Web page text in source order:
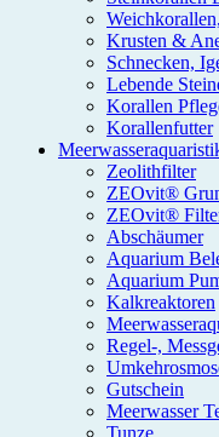
Krusten &
Schnecken,
Lebende
Korallen
Korallenfutter
Zeolithfilter
ZEOvit®
ZEOvit®
Abschäumer
Aquarium
Aquarium
Kalkreaktoren
Regel-,
Gutschein
Meerwasser
Tunze